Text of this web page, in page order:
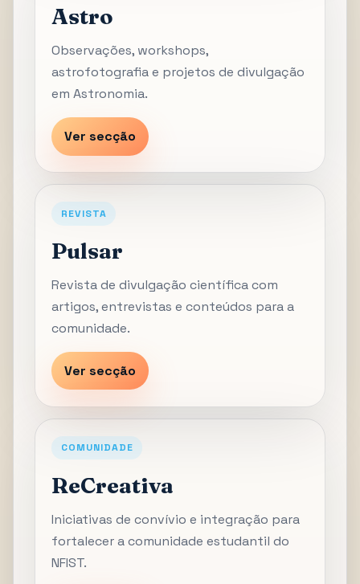
Astro
Observações, workshops,
astrofotografia e projetos de divulgação
em Astronomia.
Ver secção
REVISTA
Pulsar
Revista de divulgação científica com
artigos, entrevistas e conteúdos para a
comunidade.
Ver secção
COMUNIDADE
ReCreativa
Iniciativas de convívio e integração para
fortalecer a comunidade estudantil do
NFIST.